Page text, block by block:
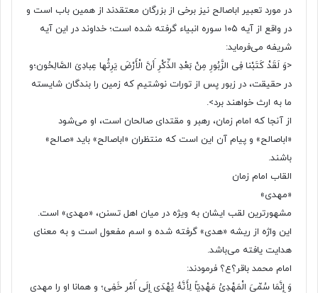
در مورد تعبیر اباصالح نیز برخی از بزرگان معتقدند از همین باب است و
در واقع از آیه ۱۰۵ سوره انبیاء گرفته شده است؛ خداوند در این آیه
شریفه می‌فرماید:
<وَ لَقَدْ کَتَبْنا فِی الزَّبُورِ مِنْ بَعْدِ الذِّکْرِ أَنَّ الْأَرْضَ یَرِثُها عِبادِیَ الصَّالِحُون؛و
در حقیقت، در زبور پس از تورات نوشتیم که زمین را بندگان شایسته
ما به ارث خواهند برد>.
از آنجا که امام زمان، رهبر و مقتدای صالحان است، او می‌شود
«اباصالح» و پیام آن این است که منتظران «اباصالح» باید «صالح»
باشند.
القاب امام زمان
«مهدی»
مشهورترین لقب ایشان به ویژه در میان اهل تسنن، «مهدی» است.
این واژه از ریشه «هدی» گرفته شده و اسم مفعول است و به معنای
هدایت یافته می‌باشد.
امام محمد باقر؟ع؟ فرمودند:
وَ إِنَّمَا سُمِّیَ‏ الْمَهْدِیُ‏ مَهْدِیّاً لِأَنَّهُ یُهْدَى إِلَى أَمْرٍ خَفِی؛ و همانا او را مهدی